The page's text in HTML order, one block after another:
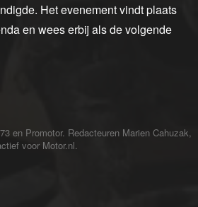
Het evenement vindt plaats
en wees erbij als de volgende
en Promotor. Redacteuren Marien Cahuzak,
voor Motor.nl.